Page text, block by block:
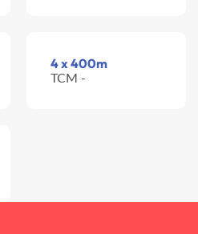
4 x 400m
TCM -